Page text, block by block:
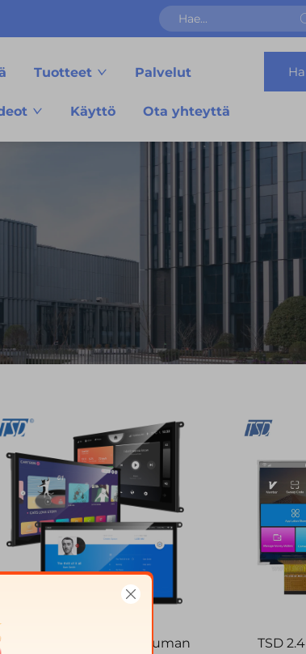
Tuotteet Palvelut
Käyttö Ota yhteyttä
Gen5-STM32-10,1 tuuman
TSD